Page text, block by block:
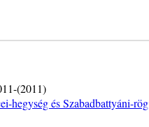
(2011)
hegység és Szabadbattyáni-rög